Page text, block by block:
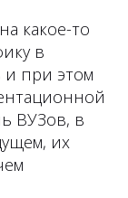
какое-то
в
и при этом
ВУЗов, в
их